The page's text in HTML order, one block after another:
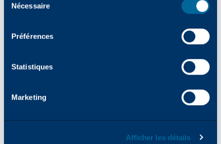
desNécessaire
Préférences
Statistiques
Marketing
Afficher les détails
Les imprimantes multifonctions Arivia
écologique « Blue Angel »